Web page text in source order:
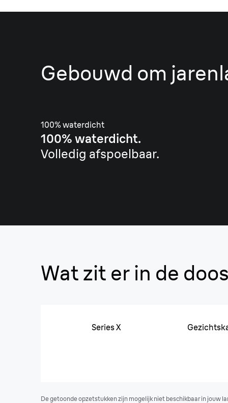
Gebouwd om
100% waterdicht
100% waterdicht.
Volledig afspoelbaar.
Wat zit er in de doos
Series X
De getoonde opzetstukken zijn mogelijk niet beschikbaar in jouw